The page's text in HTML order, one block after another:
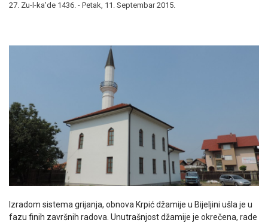
27. Zu-l-ka'de 1436. - Petak, 11. Septembar 2015.
Izradom sistema grijanja, obnova Krpić džamije u Bijeljini ušla je u
fazu finih završnih radova. Unutrašnjost džamije je okrečena, rade